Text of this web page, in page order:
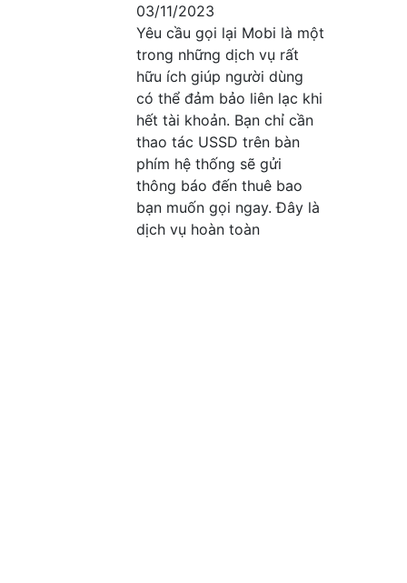
03/11/2023
Yêu cầu gọi lại Mobi là một
trong những dịch vụ rất
hữu ích giúp người dùng
có thể đảm bảo liên lạc khi
hết tài khoản. Bạn chỉ cần
thao tác USSD trên bàn
phím hệ thống sẽ gửi
thông báo đến thuê bao
bạn muốn gọi ngay. Đây là
dịch vụ hoàn toàn